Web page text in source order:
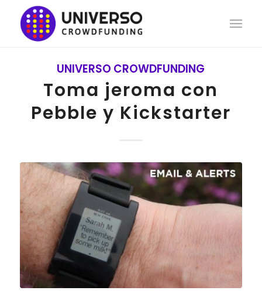
UNIVERSO CROWDFUNDING
Toma jeroma con
Pebble y Kickstarter